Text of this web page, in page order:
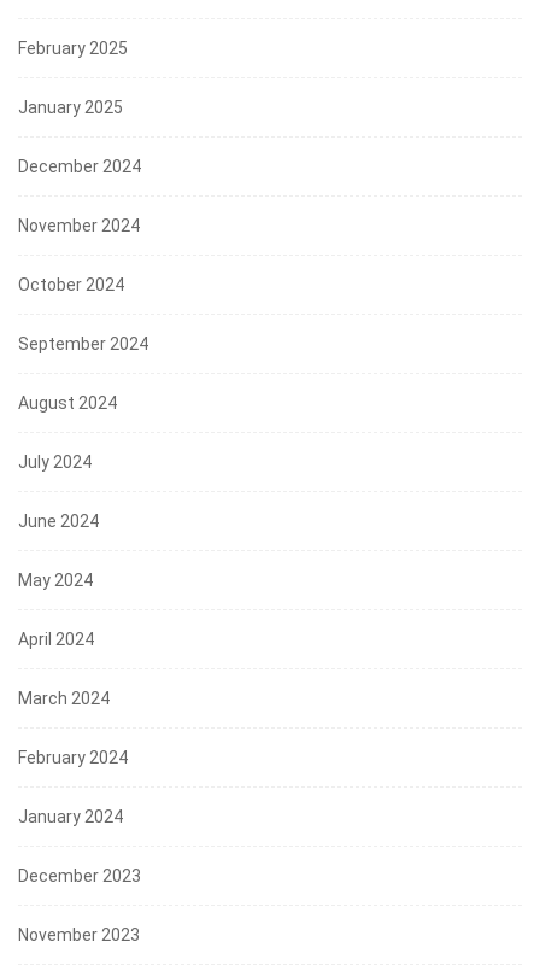
February 2025
January 2025
December 2024
November 2024
October 2024
September 2024
August 2024
July 2024
June 2024
May 2024
April 2024
March 2024
February 2024
January 2024
December 2023
November 2023